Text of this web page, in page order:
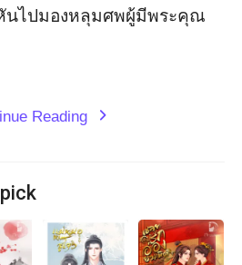
หันไปมองหลุมศพผู้มีพระคุณ
Reading expand_more